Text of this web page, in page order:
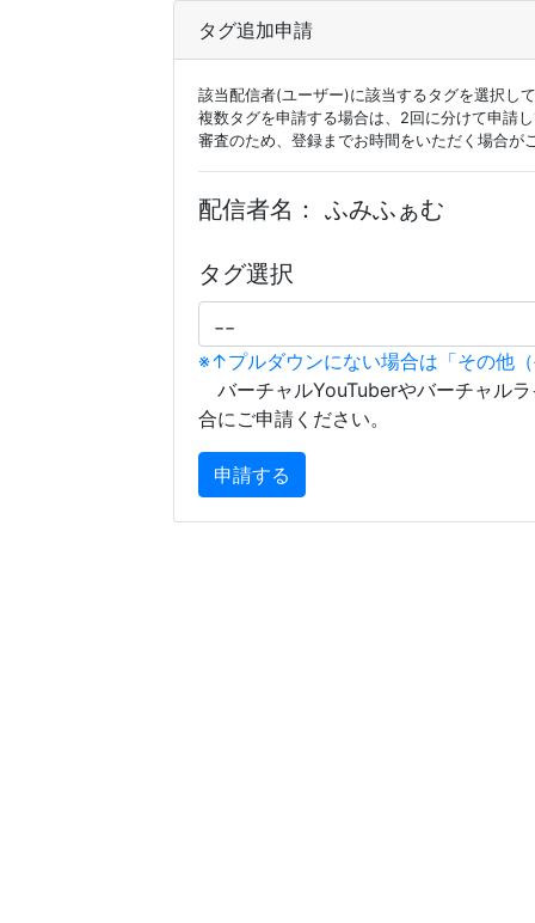
タグ追加申請
該当配信者(ユーザー)に該当するタグを選択し
複数タグを申請する場合は、2回に分けて申請
審査のため、登録までお時間をいただく場合が
配信者名： ふみふぁむ
タグ選択
※↑プルダウンにない場合は「その他
バーチャルYouTuberやバーチャル
合にご申請ください。
申請する